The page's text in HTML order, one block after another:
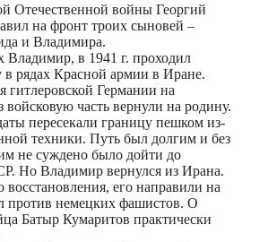
Отечественной войны Георгий
на фронт троих сыновей –
и Владимира.
в 1941 г. проходил
рядах Красной армии в Иране.
гитлеровской Германии на
часть вернули на родину.
пересекали границу пешком из-
техники. Путь был долгим и без
не суждено было дойти до
Но Владимир вернулся из Ирана.
восстановления, его направили на
против немецких фашистов. О
Батыр Кумаритов практически